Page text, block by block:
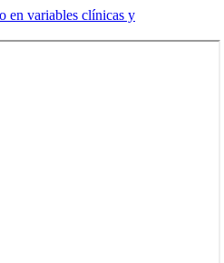
en variables clínicas y